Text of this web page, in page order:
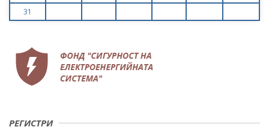
31
РЕГИСТРИ